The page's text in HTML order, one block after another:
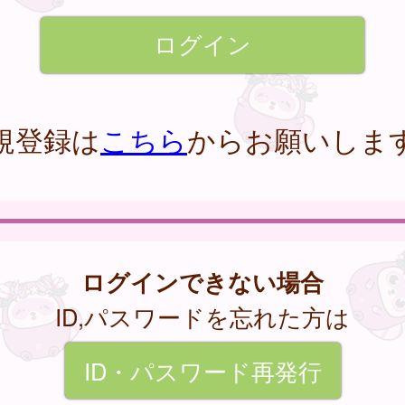
登録はこちらからお願いしま
ログインできない場合
ID,パスワードを忘れた方は
ID・パスワード再発行